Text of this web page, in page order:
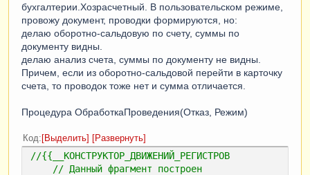
бухгалтерии.Хозрасчетный. В пользовательском режиме,
провожу документ, проводки формируются, но:
делаю оборотно-сальдовую по счету, суммы по
документу видны.
делаю анализ счета, суммы по документу не видны.
Причем, если из оборотно-сальдовой перейти в карточку
счета, то проводок тоже нет и сумма отличается.
Процедура ОбработкаПроведения(Отказ, Режим)
Код Выделить Развернуть
//{{__КОНСТРУКТОР_ДВИЖЕНИЙ_РЕГИСТРОВ
// Данный фрагмент построен